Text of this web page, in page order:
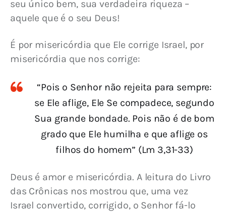
seu único bem, sua verdadeira riqueza –
aquele que é o seu Deus!
É por misericórdia que Ele corrige Israel, por
misericórdia que nos corrige:
“Pois o Senhor não rejeita para sempre:
se Ele aflige, Ele Se compadece, segundo
Sua grande bondade. Pois não é de bom
grado que Ele humilha e que aflige os
filhos do homem” (Lm 3,31-33)
Deus é amor e misericórdia. A leitura do Livro
das Crônicas nos mostrou que, uma vez
Israel convertido, corrigido, o Senhor fá-lo